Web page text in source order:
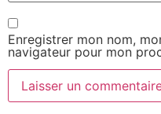
Enregistrer mon nom,
navigateur pour mon